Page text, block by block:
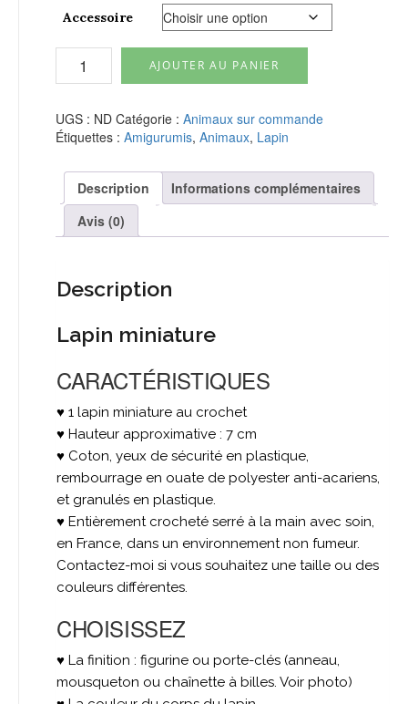
Accessoire
miniature
AJOUTER AU PANIER
UGS : ND Catégorie : Animaux sur commande
Étiquettes : Amigurumis, Animaux, Lapin
Description
Informations complémentaires
Avis (0)
Description
Lapin miniature
CARACTÉRISTIQUES
♥ 1 lapin miniature au crochet
♥ Hauteur approximative : 7 cm
♥ Coton, yeux de sécurité en plastique,
rembourrage en ouate de polyester anti-acariens,
et granulés en plastique.
♥ Entièrement crocheté serré à la main avec soin,
en France, dans un environnement non fumeur.
Contactez-moi si vous souhaitez une taille ou des
couleurs différentes.
CHOISISSEZ
♥ La finition : figurine ou porte-clés (anneau,
mousqueton ou chaînette à billes. Voir photo)